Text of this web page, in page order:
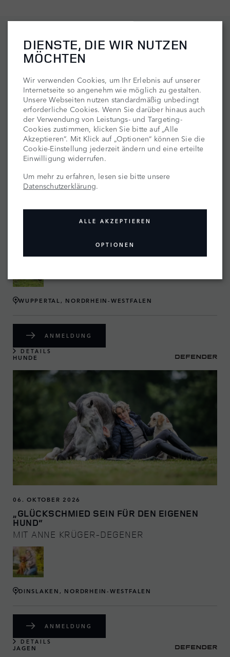
WEITERE EVENTS IN IHRER
NÄHE:
JAGEN
15. SEPTEMBER 2026
WUPPERTAL, NORDRHEIN-WESTFALEN
ANMELDUNG
DETAILS
HUNDE
06. OKTOBER 2026
„GLÜCKSCHMIED SEIN FÜR DEN EIGENEN
HUND“
MIT ANNE KRÜGER-DEGENER
DINSLAKEN, NORDRHEIN-WESTFALEN
ANMELDUNG
DETAILS
JAGEN
DIENSTE, DIE WIR NUTZEN
MÖCHTEN
Wir verwenden Cookies, um Ihr Erlebnis auf unserer
Internetseite so angenehm wie möglich zu gestalten.
Unsere Webseiten nutzen standardmäßig unbedingt
erforderliche Cookies. Wenn Sie darüber hinaus auch
der Verwendung von Leistungs- und Targeting-
Cookies zustimmen, klicken Sie bitte auf „Alle
Akzeptieren“. Mit Klick auf „Optionen“ können Sie die
Cookie-Einstellung jederzeit ändern und eine erteilte
Einwilligung widerrufen.
Um mehr zu erfahren, lesen sie bitte unsere
Datenschutzerklärung.
OPTIONEN
ALLE AKZEPTIEREN